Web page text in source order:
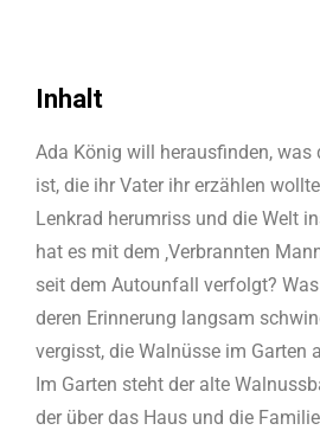
Inhalt
Ada König will herausfinden, was
ist, die ihr Vater ihr erzählen
Lenkrad herumriss und die Welt
hat es mit dem ‚Verbrannten
seit dem Autounfall verfolgt?
deren Erinnerung langsam
vergisst, die Walnüsse im Garten
Im Garten steht der alte
der über das Haus und die